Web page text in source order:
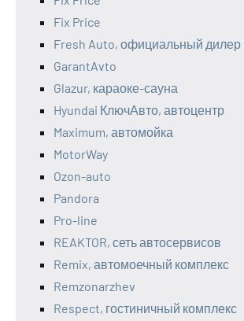
Fix Price
Fresh Auto, официальный дилер
GarantAvto
Glazur, караоке-сауна
Hyundai КлючАвто, автоцентр
Maximum, автомойка
MotorWay
Ozon-auto
Pandora
Pro-line
REAKTOR, сеть автосервисов
Remix, автомоечный комплекс
Remzonarzhev
Respect, гостиничный комплекс